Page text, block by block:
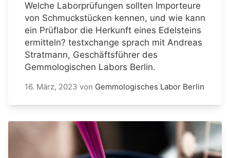
Welche Laborprüfungen sollten Importeure
von Schmuckstücken kennen, und wie kann
ein Prüflabor die Herkunft eines Edelsteins
ermitteln? testxchange sprach mit Andreas
Stratmann, Geschäftsführer des
Gemmologischen Labors Berlin.
16. März, 2023 von Gemmologisches Labor Berlin